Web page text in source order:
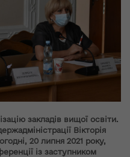
закладів вищої освіти.
Вікторія
20 липня 2021 року,
із заступником